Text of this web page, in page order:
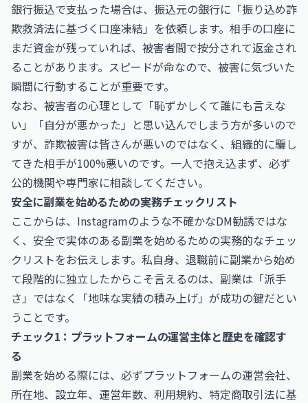
銀行振込で支払った場合は、振込元の銀行に「振り込め詐
欺救済法に基づく口座凍結」を依頼します。相手の口座に
まだ資金が残っていれば、被害者間で按分されて返金され
ることがあります。スピードが命なので、被害に気づいた
瞬間に行動することが重要です。
なお、被害者の心理として「恥ずかしくて誰にも言えな
い」「自分が悪かった」と思い込んでしまう方が多いので
すが、詐欺被害は皆さんが悪いのではなく、組織的に騙し
てきた相手が100%悪いのです。一人で抱え込まず、必ず
公的機関や専門家に相談してください。
安全に副業を始めるための実務チェックリスト
ここからは、Instagramのような不確かなDM勧誘ではな
く、安全で実体のある副業を始めるための実務的なチェッ
クリストをお伝えします。私自身、退職前に副業から始め
て段階的に独立したからこそ言えるのは、副業は「派手
さ」ではなく「地味な実績の積み上げ」が成功の鍵だとい
うことです。
チェック1：プラットフォームの運営主体と歴史を確認す
る
副業を始める際には、必ずプラットフォームの運営会社、
所在地、設立年、運営年数、利用規約、特定商取引法に基